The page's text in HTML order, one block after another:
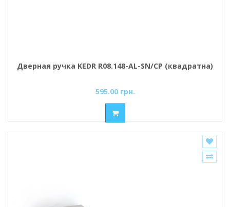
Дверная ручка KEDR R08.148-AL-SN/CP (квадратна)
595.00 грн.